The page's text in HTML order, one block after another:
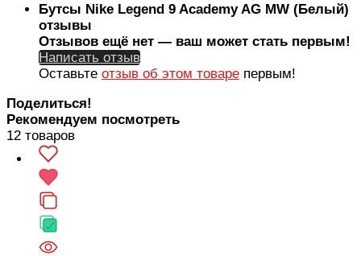
Бутсы Nike Legend 9 Academy AG MW (Белый)
отзывы
Отзывов ещё нет — ваш может стать первым!
Написать отзыв
Оставьте отзыв об этом товаре первым!
Поделиться!
Рекомендуем посмотреть
12 товаров